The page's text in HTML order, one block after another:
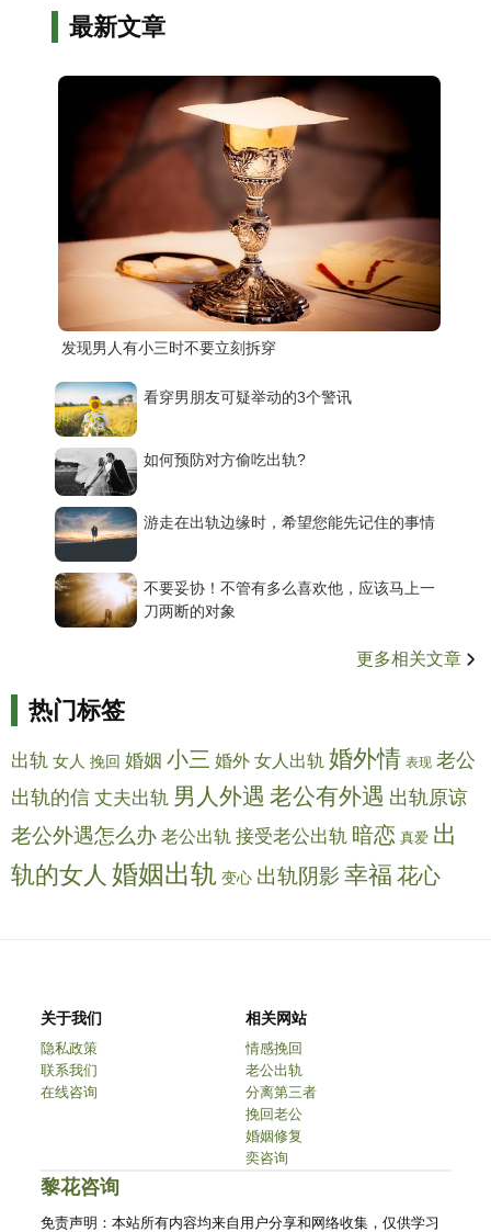
最新文章
发现男人有小三时不要立刻拆穿
看穿男朋友可疑举动的3个警讯
如何预防对方偷吃出轨?
游走在出轨边缘时，希望您能先记住的事情
不要妥协！不管有多么喜欢他，应该马上一
刀两断的对象
更多相关文章
热门标签
出轨 女人 挽回 婚姻 小三 婚外 女人出轨 婚外情 表现 老公
出轨的信 丈夫出轨 男人外遇 老公有外遇 出轨原谅
老公外遇怎么办 老公出轨 接受老公出轨 暗恋 真爱 出
轨的女人 婚姻出轨 变心 出轨阴影 幸福 花心
黎花咨询
免责声明：本站所有内容均来自用户分享和网络收集，仅供学习
关于我们
隐私政策
联系我们
在线咨询
相关网站
情感挽回
老公出轨
分离第三者
挽回老公
婚姻修复
奕咨询